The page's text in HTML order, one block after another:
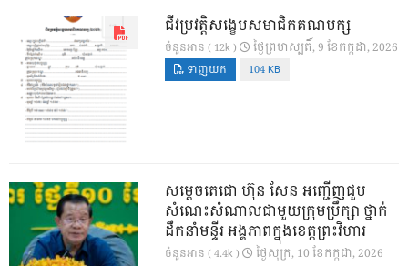
ជីវប្រវត្តិសង្ខេបសមាជិកគណបក្ស
ចំនួនអាន ( 12k ) ថ្ងៃ​ព្រហស្បតិ៍, 9 ខែ​កក្កដា, 2026
ទាញយក 104 KB
សម្តេចតេជោ ហ៊ុន សែន អញ្ជើញជួប
សំណេះសំណាលជាមួយក្រុមប្រឹក្សា ថ្នាក់
ដឹកនាំមន្ទីរ អង្គភាពក្នុងខេត្តព្រះវិហារ
ចំនួនអាន ( 4.4k ) ថ្ងៃ​សុក្រ, 10 ខែ​កក្កដា, 2026